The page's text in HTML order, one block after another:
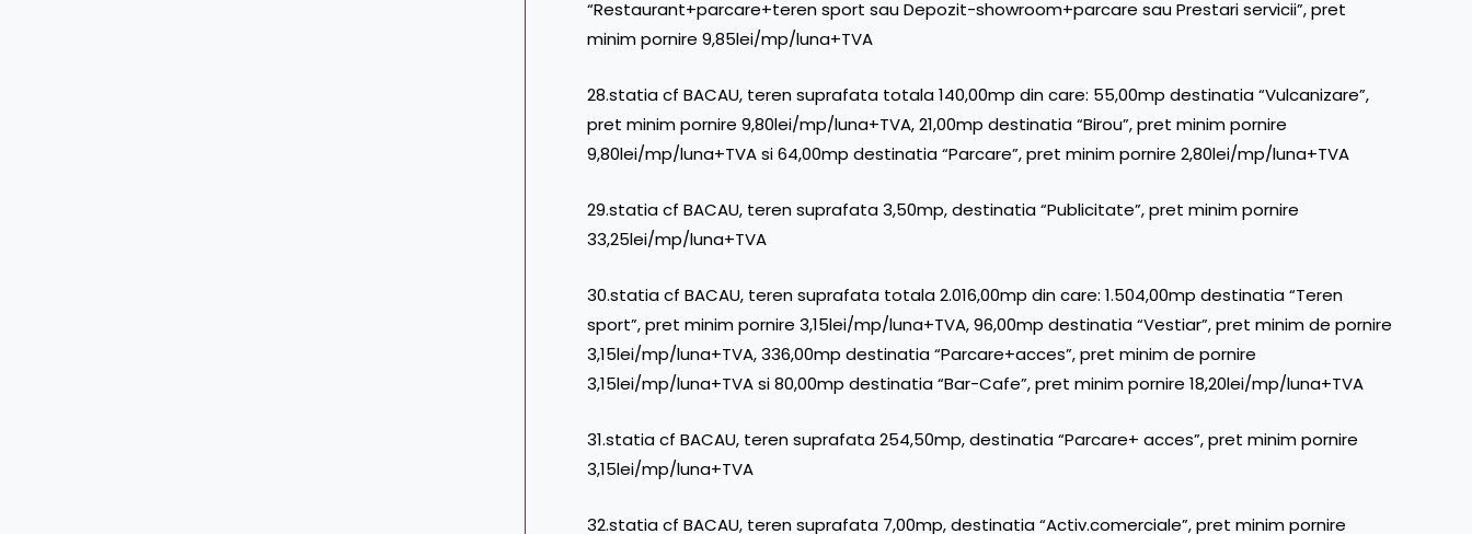
“Restaurant+parcare+teren sport sau Depozit-showroom+parcare sau Prestari servicii”, pret
minim pornire 9,85lei/mp/luna+TVA
28.statia cf BACAU, teren suprafata totala 140,00mp din care: 55,00mp destinatia “Vulcanizare”,
pret minim pornire 9,80lei/mp/luna+TVA, 21,00mp destinatia “Birou”, pret minim pornire
9,80lei/mp/luna+TVA si 64,00mp destinatia “Parcare”, pret minim pornire 2,80lei/mp/luna+TVA
29.statia cf BACAU, teren suprafata 3,50mp, destinatia “Publicitate”, pret minim pornire
33,25lei/mp/luna+TVA
30.statia cf BACAU, teren suprafata totala 2.016,00mp din care: 1.504,00mp destinatia “Teren
sport”, pret minim pornire 3,15lei/mp/luna+TVA, 96,00mp destinatia “Vestiar”, pret minim de pornire
3,15lei/mp/luna+TVA, 336,00mp destinatia “Parcare+acces”, pret minim de pornire
3,15lei/mp/luna+TVA si 80,00mp destinatia “Bar-Cafe”, pret minim pornire 18,20lei/mp/luna+TVA
31.statia cf BACAU, teren suprafata 254,50mp, destinatia “Parcare+ acces”, pret minim pornire
3,15lei/mp/luna+TVA
32.statia cf BACAU, teren suprafata 7,00mp, destinatia “Activ.comerciale”, pret minim pornire